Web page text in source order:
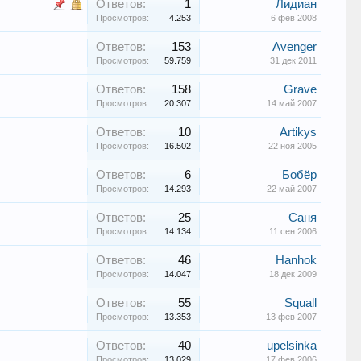
Ответов: 1
Просмотров: 4.253
Лидиан
6 фев 2008
Ответов: 153
Просмотров: 59.759
Avenger
31 дек 2011
Ответов: 158
Просмотров: 20.307
Grave
14 май 2007
Ответов: 10
Просмотров: 16.502
Artikys
22 ноя 2005
Ответов: 6
Просмотров: 14.293
Бобёр
22 май 2007
Ответов: 25
Просмотров: 14.134
Саня
11 сен 2006
Ответов: 46
Просмотров: 14.047
Hanhok
18 дек 2009
Ответов: 55
Просмотров: 13.353
Squall
13 фев 2007
Ответов: 40 upelsinka